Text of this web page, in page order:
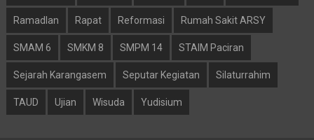
Ramadlan Rapat Reformasi Rumah Sakit ARSY
SMAM 6 SMKM 8 SMPM 14 STAIM Paciran
Sejarah Karangasem Seputar Kegiatan Silaturrahim
TAUD Ujian Wisuda Yudisium